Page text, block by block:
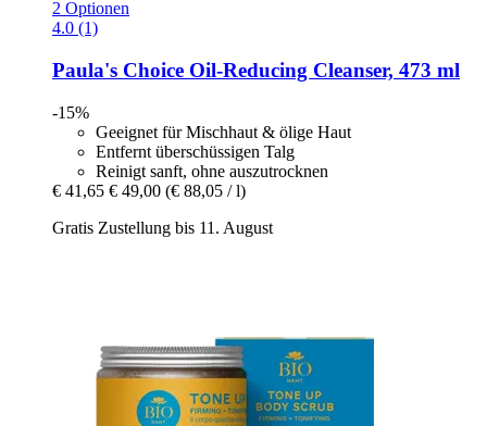
2 Optionen
4.0 (1)
Paula's Choice Oil-​Reducing Cleanser, 473 ml
-15%
Geeignet für Mischhaut & ölige Haut
Entfernt überschüssigen Talg
Reinigt sanft, ohne auszutrocknen
€ 41,65 € 49,00 (€ 88,05 / l)
Gratis Zustellung bis 11. August